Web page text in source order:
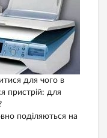
для чого в
пристрій: для
поділяються на